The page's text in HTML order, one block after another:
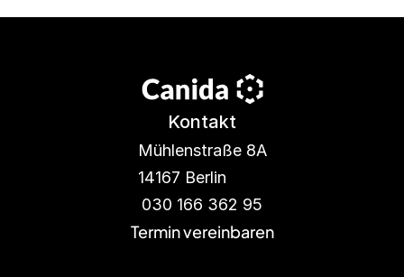
Kontakt
Mühlenstraße 8A
14167 Berlin
030 166 362 95
Termin vereinbaren